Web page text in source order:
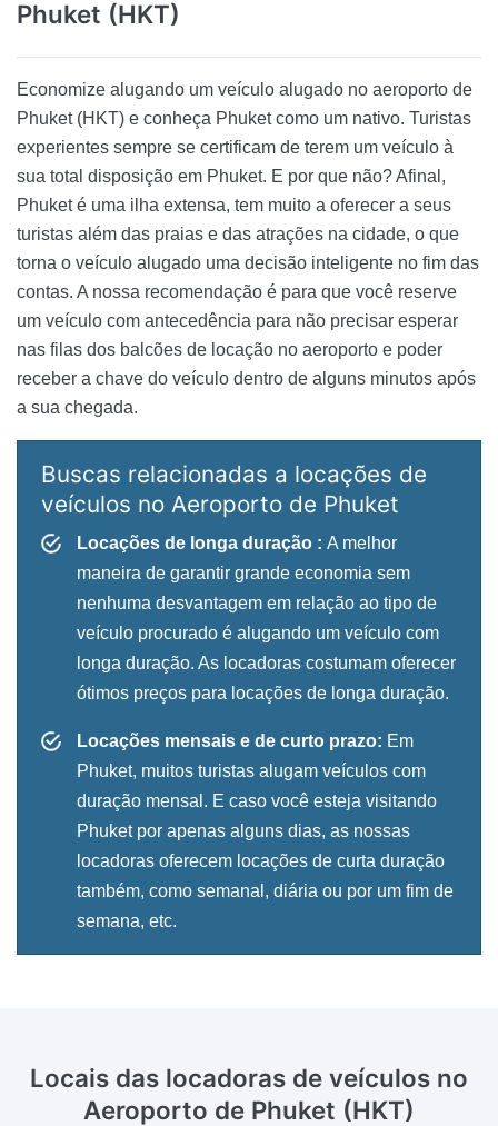
Phuket (HKT)
Economize alugando um veículo alugado no aeroporto de
Phuket (HKT) e conheça Phuket como um nativo. Turistas
experientes sempre se certificam de terem um veículo à
sua total disposição em Phuket. E por que não? Afinal,
Phuket é uma ilha extensa, tem muito a oferecer a seus
turistas além das praias e das atrações na cidade, o que
torna o veículo alugado uma decisão inteligente no fim das
contas. A nossa recomendação é para que você reserve
um veículo com antecedência para não precisar esperar
nas filas dos balcões de locação no aeroporto e poder
receber a chave do veículo dentro de alguns minutos após
a sua chegada.
Buscas relacionadas a locações de
veículos no Aeroporto de Phuket
Locações de longa duração : A melhor
maneira de garantir grande economia sem
nenhuma desvantagem em relação ao tipo de
veículo procurado é alugando um veículo com
longa duração. As locadoras costumam oferecer
ótimos preços para locações de longa duração.
Locações mensais e de curto prazo: Em
Phuket, muitos turistas alugam veículos com
duração mensal. E caso você esteja visitando
Phuket por apenas alguns dias, as nossas
locadoras oferecem locações de curta duração
também, como semanal, diária ou por um fim de
semana, etc.
Locais das locadoras de veículos no
Aeroporto de Phuket (HKT)